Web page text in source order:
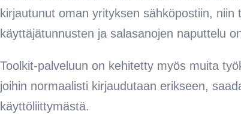
kirjautunut oman yrityksen sähköpostiin,
käyttäjätunnusten ja salasanojen naputtelu
Toolkit-palveluun on kehitetty myös muita
joihin normaalisti kirjaudutaan erikseen,
käyttöliittymästä.